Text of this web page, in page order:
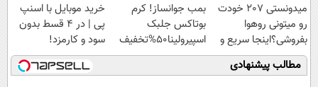
ویژه
میدونستی 207 خودت
رو میتونی روهوا
بفروشی؟اینجا سریع و
راحت بفروش
بمب جوانساز! کرم
بوتاکس جلبک
اسپیرولینا50%تخفیف
خرید موبایل با اسنپ
پی | در ۴ قسط بدون
سود و کارمزد!
مطالب پیشنهادی